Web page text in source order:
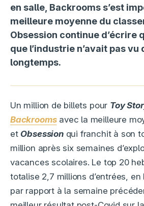
en salle, Backrooms s’est
meilleure moyenne du
Obsession continue d’écrire
que l’industrie n’avait pas vu
longtemps.
Un million de billets pour Toy
Backroomsavec la meilleure
et Obsessionqui franchit à son
million après six semaines
vacances scolaires. Le top 20
totalise 2,7 millions d’entrées,
par rapport à la semaine